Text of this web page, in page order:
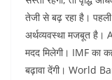
तेजी से बढ़ रहा है। पहली
अर्थव्यवस्था मजबूत है।
मदद मिलेगी। IMF का
बढ़ावा देंगी। World